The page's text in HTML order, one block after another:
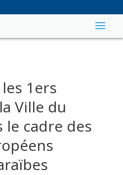
1ers
Ville du
le cadre des